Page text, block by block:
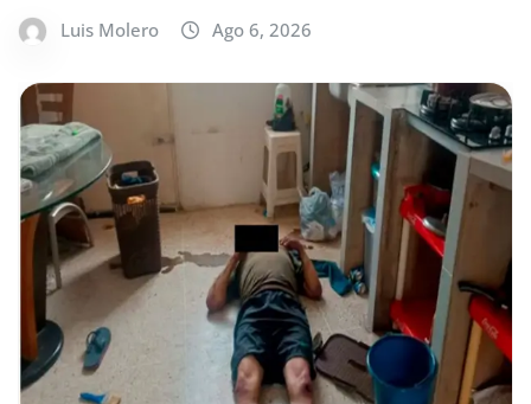
Luis Molero Ago 6, 2026